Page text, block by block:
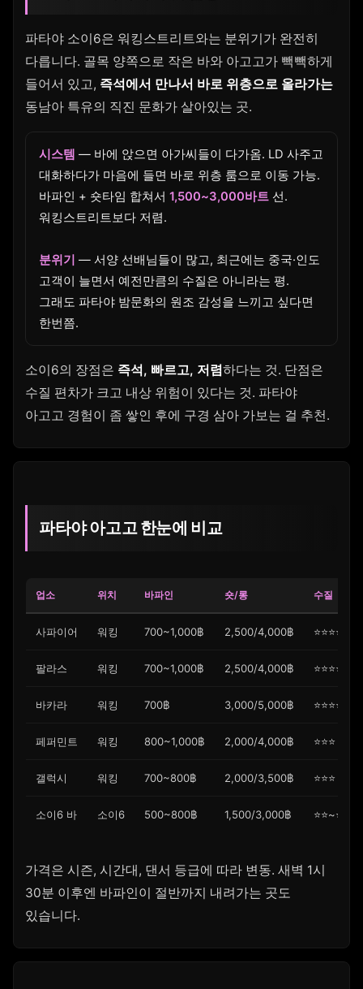
파타야 소이6은 워킹스트리트와는 분위기가 완전히
다릅니다. 골목 양쪽으로 작은 바와 아고고가 빽빽하게
들어서 있고, 즉석에서 만나서 바로 위층으로 올라가는
동남아 특유의 직진 문화가 살아있는 곳.
시스템 — 바에 앉으면 아가씨들이 다가옴. LD 사주고
대화하다가 마음에 들면 바로 위층 룸으로 이동 가능.
바파인 + 숏타임 합쳐서 1,500~3,000바트 선.
워킹스트리트보다 저렴.
분위기 — 서양 선배님들이 많고, 최근에는 중국·인도
고객이 늘면서 예전만큼의 수질은 아니라는 평.
그래도 파타야 밤문화의 원조 감성을 느끼고 싶다면
한번쯤.
소이6의 장점은 즉석, 빠르고, 저렴하다는 것. 단점은
수질 편차가 크고 내상 위험이 있다는 것. 파타야
아고고 경험이 좀 쌓인 후에 구경 삼아 가보는 걸 추천.
파타야 아고고 한눈에 비교
업소 위치 바파인 숏/롱 수질
사파이어 워킹 700~1,000฿ 2,500/4,000฿ ⭐⭐⭐⭐
팔라스 워킹 700~1,000฿ 2,500/4,000฿ ⭐⭐⭐⭐
바카라 워킹 700฿ 3,000/5,000฿ ⭐⭐⭐⭐⭐
페퍼민트 워킹 800~1,000฿ 2,000/4,000฿ ⭐⭐⭐
갤럭시 워킹 700~800฿ 2,000/3,500฿ ⭐⭐⭐
소이6 바 소이6 500~800฿ 1,500/3,000฿ ⭐⭐~⭐⭐⭐
가격은 시즌, 시간대, 댄서 등급에 따라 변동. 새벽 1시
30분 이후엔 바파인이 절반까지 내려가는 곳도
있습니다.